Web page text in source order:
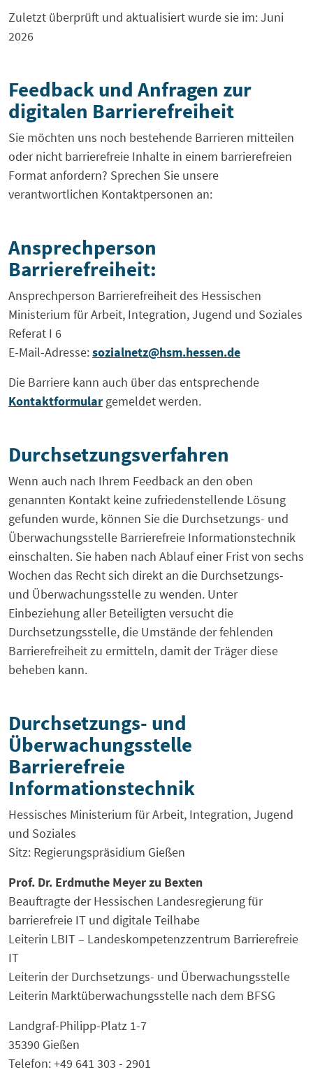
Zuletzt überprüft und aktualisiert wurde sie im: Juni
2026
Feedback und Anfragen zur
digitalen Barrierefreiheit
Sie möchten uns noch bestehende Barrieren mitteilen
oder nicht barrierefreie Inhalte in einem barrierefreien
Format anfordern? Sprechen Sie unsere
verantwortlichen Kontaktpersonen an:
Ansprechperson
Barrierefreiheit:
Ansprechperson Barrierefreiheit des Hessischen
Ministerium für Arbeit, Integration, Jugend und Soziales
Referat I 6
E-Mail-Adresse:sozialnetz@hsm.hessen.de
Die Barriere kann auch über das entsprechende
Kontaktformular gemeldet werden.
Durchsetzungsverfahren
Wenn auch nach Ihrem Feedback an den oben
genannten Kontakt keine zufriedenstellende Lösung
gefunden wurde, können Sie die Durchsetzungs- und
Überwachungsstelle Barrierefreie Informationstechnik
einschalten. Sie haben nach Ablauf einer Frist von sechs
Wochen das Recht sich direkt an die Durchsetzungs-
und Überwachungsstelle zu wenden. Unter
Einbeziehung aller Beteiligten versucht die
Durchsetzungsstelle, die Umstände der fehlenden
Barrierefreiheit zu ermitteln, damit der Träger diese
beheben kann.
Durchsetzungs- und
Überwachungsstelle
Barrierefreie
Informationstechnik
Hessisches Ministerium für Arbeit, Integration, Jugend
und Soziales
Sitz: Regierungspräsidium Gießen
Prof. Dr. Erdmuthe Meyer zu Bexten
Beauftragte der Hessischen Landesregierung für
barrierefreie IT und digitale Teilhabe
Leiterin LBIT – Landeskompetenzzentrum Barrierefreie
IT
Leiterin der Durchsetzungs- und Überwachungsstelle
Leiterin Marktüberwachungsstelle nach dem BFSG
Landgraf-Philipp-Platz 1-7
35390 Gießen
Telefon: +49 641 303 - 2901